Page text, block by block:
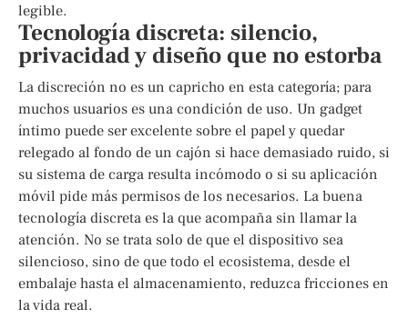
legible.
Tecnología discreta: silencio,
privacidad y diseño que no estorba
La discreción no es un capricho en esta categoría; para
muchos usuarios es una condición de uso. Un gadget
íntimo puede ser excelente sobre el papel y quedar
relegado al fondo de un cajón si hace demasiado ruido, si
su sistema de carga resulta incómodo o si su aplicación
móvil pide más permisos de los necesarios. La buena
tecnología discreta es la que acompaña sin llamar la
atención. No se trata solo de que el dispositivo sea
silencioso, sino de que todo el ecosistema, desde el
embalaje hasta el almacenamiento, reduzca fricciones en
la vida real.